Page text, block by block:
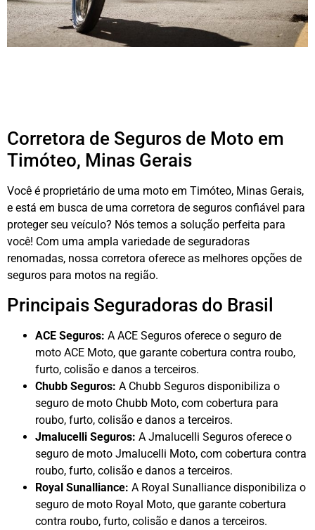
Corretora de Seguros de Moto em
Timóteo, Minas Gerais
Você é proprietário de uma moto em Timóteo, Minas Gerais,
e está em busca de uma corretora de seguros confiável para
proteger seu veículo? Nós temos a solução perfeita para
você! Com uma ampla variedade de seguradoras
renomadas, nossa corretora oferece as melhores opções de
seguros para motos na região.
Principais Seguradoras do Brasil
ACE Seguros: A ACE Seguros oferece o seguro de
moto ACE Moto, que garante cobertura contra roubo,
furto, colisão e danos a terceiros.
Chubb Seguros: A Chubb Seguros disponibiliza o
seguro de moto Chubb Moto, com cobertura para
roubo, furto, colisão e danos a terceiros.
Jmalucelli Seguros: A Jmalucelli Seguros oferece o
seguro de moto Jmalucelli Moto, com cobertura contra
roubo, furto, colisão e danos a terceiros.
Royal Sunalliance: A Royal Sunalliance disponibiliza o
seguro de moto Royal Moto, que garante cobertura
contra roubo, furto, colisão e danos a terceiros.